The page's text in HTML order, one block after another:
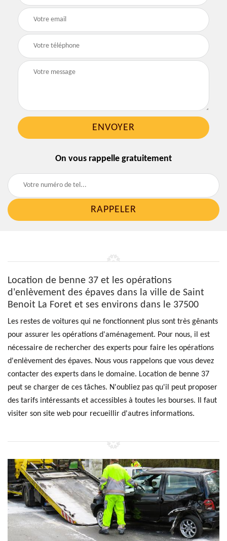
On vous rappelle gratuitement
Location de benne 37 et les opérations
d'enlèvement des épaves dans la ville de Saint
Benoit La Foret et ses environs dans le 37500
Les restes de voitures qui ne fonctionnent plus sont très gênants
pour assurer les opérations d'aménagement. Pour nous, il est
nécessaire de rechercher des experts pour faire les opérations
d'enlèvement des épaves. Nous vous rappelons que vous devez
contacter des experts dans le domaine. Location de benne 37
peut se charger de ces tâches. N'oubliez pas qu'il peut proposer
des tarifs intéressants et accessibles à toutes les bourses. Il faut
visiter son site web pour recueillir d'autres informations.